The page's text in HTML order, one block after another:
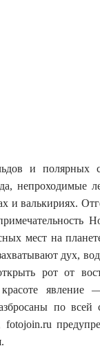
и полярных
непроходимые
и валькириях.
мест на
дух,
рот от
по